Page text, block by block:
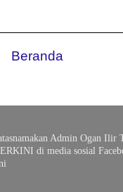
Beranda
Admin Ogan
di media sosial